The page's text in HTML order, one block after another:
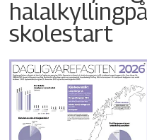
skolestart